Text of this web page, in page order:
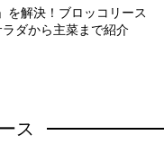
を解決！ブロッコリース
ダから主菜まで紹介
ス